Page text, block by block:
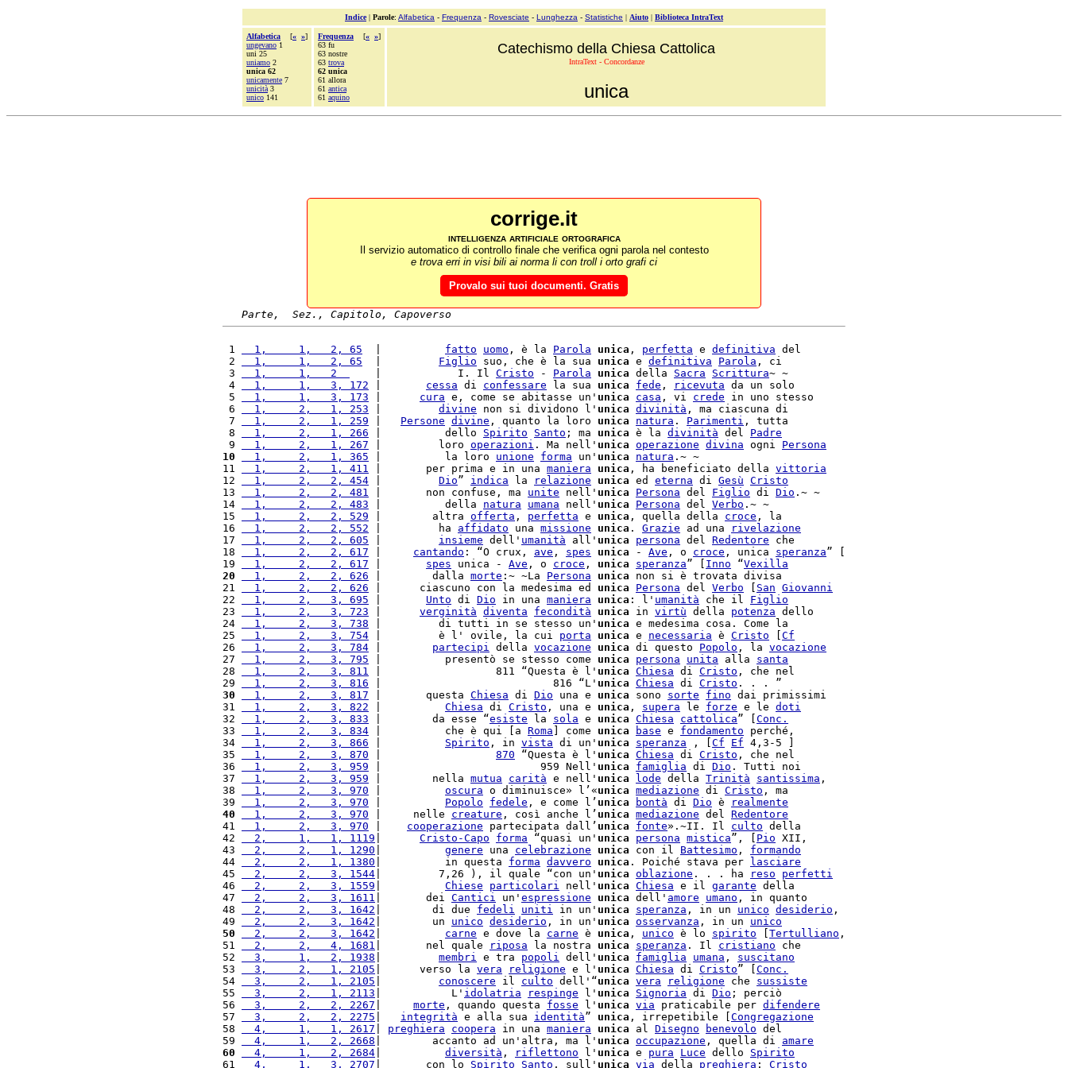
Indice| Parole: Alfabetica - Frequenza - Rovesciate - Lunghezza - Statistiche | Aiuto | Biblioteca IntraText
Alfabetica [« »]
ungevano 1
uni 25
uniamo 2
unica 62
unicamente 7
unicità 3
unico 141
Frequenza [« »]
63 fu
63 nostre
63 trova
62 unica
61 allora
61 antica
61 aquino
Catechismo della Chiesa Cattolica
IntraText - Concordanze
unica
corrige.it
intelligenza artificiale ortografica
Il servizio automatico di controllo finale che verifica ogni parola nel contesto
e trova erri in visi bili ai norma li con troll i orto grafi ci
Provalo sui tuoi documenti. Gratis
Parte,  Sez., Capitolo, Capoverso
1
  1,     1,   2, 65
fatto uomo , è la Parola unica , perfetta e definitiva del
2
  1,     1,   2, 65
Figlio suo, che è la sua unica e definitiva Parola , ci
3
  1,     1,   2
    |            I. Il
Cristo - Parola unica della Sacra Scrittura~ ~
4
  1,     1,   3, 172
cessa di confessare la sua unica fede , ricevuta da un solo
5
  1,     1,   3, 173
cura e, come se abitasse un' unica casa , vi crede in uno stesso
6
  1,     2,   1, 253
divine non si dividono l' unica divinità , ma ciascuna di
7
  1,     2,   1, 259
Persone divine , quanto la loro unica natura . Parimenti , tutta
8
  1,     2,   1, 266
|          dello Spirito Santo ; ma unica è la divinità del Padre
9
  1,     2,   1, 267
|         loro operazioni . Ma nell' unica operazione divina ogni Persona
10
  1,     2,   1, 365
|          la loro unione forma un' unica natura .~ ~
11
  1,     2,   1, 411
|       per prima e in una maniera unica , ha beneficiato della vittoria
12
  1,     2,   2, 454
Dio” indica la relazione unica ed eterna di Gesù Cristo
13
  1,     2,   2, 481
|       non confuse, ma unite nell' unica Persona del Figlio di Dio .~ ~
14
  1,     2,   2, 483
|          della natura umana nell' unica Persona del Verbo .~ ~
15
  1,     2,   2, 529
|        altra offerta , perfetta e unica , quella della croce , la
16
  1,     2,   2, 552
|         ha affidato una missione unica . Grazie ad una
rivelazione
17
  1,     2,   2, 605
insieme dell' umanità all' unica persona del Redentore che
18
  1,     2,   2, 617
cantando : “O crux, ave , spes unica - Ave , o croce , unica speranza” [
19
  1,     2,   2, 617
spes unica - Ave , o croce , unica speranza” [ Inno “Vexilla
20
  1,     2,   2, 626
|        dalla morte :~ ~La Persona unica non si è trovata divisa
21
  1,     2,   2, 626
|      ciascuno con la medesima ed unica Persona del Verbo San Giovanni
22
  1,     2,   3, 695
Unto di Dio in una maniera unica : l' umanità che il Figlio
23
  1,     2,   3, 723
verginità diventa fecondità unica in virtù della potenza dello
24
  1,     2,   3, 738
|         di tutti in se stesso un' unica e medesima cosa. Come la
25
  1,     2,   3, 754
|         è l' ovile, la cui porta unica e necessaria è Cristo
Cf
26
  1,     2,   3, 784
partecipi della vocazione unica di questo Popolo , la vocazione
27
  1,     2,   3, 795
|          presentò se stesso come unica persona unita alla santa
28
  1,     2,   3, 811
|                  811 “Questa è l' unica Chiesa di Cristo , che nel
29
  1,     2,   3, 816
|                           816 “L' unica Chiesa di Cristo
30
  1,     2,   3, 817
|       questa Chiesa di Dio una e unica sono sorte fino dai primissimi
31
  1,     2,   3, 822
Chiesa di Cristo , una e unica , supera le forze e le doti
32
  1,     2,   3, 833
|        da esse “esiste la sola e unica Chiesa cattolica” [ Conc.
33
  1,     2,   3, 834
|          che è qui [a Roma ] come unica base e fondamento perché,
34
  1,     2,   3, 866
Spirito , in vista di un' unica speranza , [ Cf Ef 4,3-5 ]
35
  1,     2,   3, 870
870 “Questa è l' unica Chiesa di Cristo , che nel
36
  1,     2,   3, 959
|                         959 Nell' unica famiglia di Dio . Tutti noi
37
  1,     2,   3, 959
|        nella mutua carità e nell' unica lode della Trinità santissima ,
38
  1,     2,   3, 970
oscura o diminuisce» l’«unica mediazione di Cristo , ma
39
  1,     2,   3, 970
Popolo fedele , e come l’ unica bontà di Dio è
realmente
40
  1,     2,   3, 970
|     nelle creature , così anche l’ unica mediazione del Redentore
41
  1,     2,   3, 970
cooperazione partecipata dall’ unica fonte».~II. Il culto della
42
  2,     1,   1, 1119
Cristo-Capo forma “quasi un' unica persona mistica”, [ Pio XII,
43
  2,     2,   1, 1290
genere una celebrazione unica con il Battesimo , formando
44
  2,     2,   1, 1380
|          in questa forma davvero unica . Poiché stava per
lasciare
45
  2,     2,   3, 1544
|         7,26 ), il quale “con un' unica oblazione . . . ha reso
perfetti
46
  2,     2,   3, 1559
Chiese particolari nell' unica Chiesa e il garante della
47
  2,     2,   3, 1611
|       dei Cantici un' espressione unica dell' amore umano , in quanto
48
  2,     2,   3, 1642
|        di due fedeli uniti in un' unica speranza , in un unico desiderio ,
49
  2,     2,   3, 1642
|        un unico desiderio , in un' unica osservanza , in un unico
50
  2,     2,   3, 1642
carne e dove la carne è unica , unico è lo spirito Tertulliano ,
51
  2,     2,   4, 1681
|       nel quale riposa la nostra unica speranza . Il cristiano che
52
  3,     1,   2, 1938
membri e tra popoli dell' unica famiglia umana , suscitano
53
  3,     2,   1, 2105
|      verso la vera religione e l' unica Chiesa di Cristo” [ Conc.
54
  3,     2,   1, 2105
conoscere il culto dell'“unica vera religione che sussiste
55
  3,     2,   1, 2113
|           L' idolatria respinge l' unica Signoria di Dio ; perciò
56
  3,     2,   2, 2267
morte , quando questa fosse l' unica via praticabile per difendere
57
  3,     2,   2, 2275
integrità e alla sua identità” unica , irrepetibile [ Congregazione
58
  4,     1,   1, 2617
preghiera coopera in una maniera unica al Disegno benevolo del
59
  4,     1,   2, 2668
|        accanto ad un'altra, ma l' unica occupazione , quella di amare
60
  4,     1,   2, 2684
diversità , riflettono l' unica e pura Luce dello Spirito
61
  4,     1,   3, 2707
|       con lo Spirito Santo , sull' unica via della preghiera : Cristo